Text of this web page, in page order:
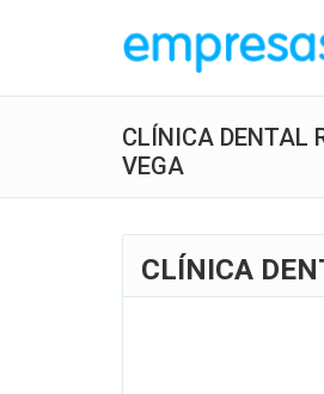
CLÍNICA DENTAL
VEGA
CLÍNICA